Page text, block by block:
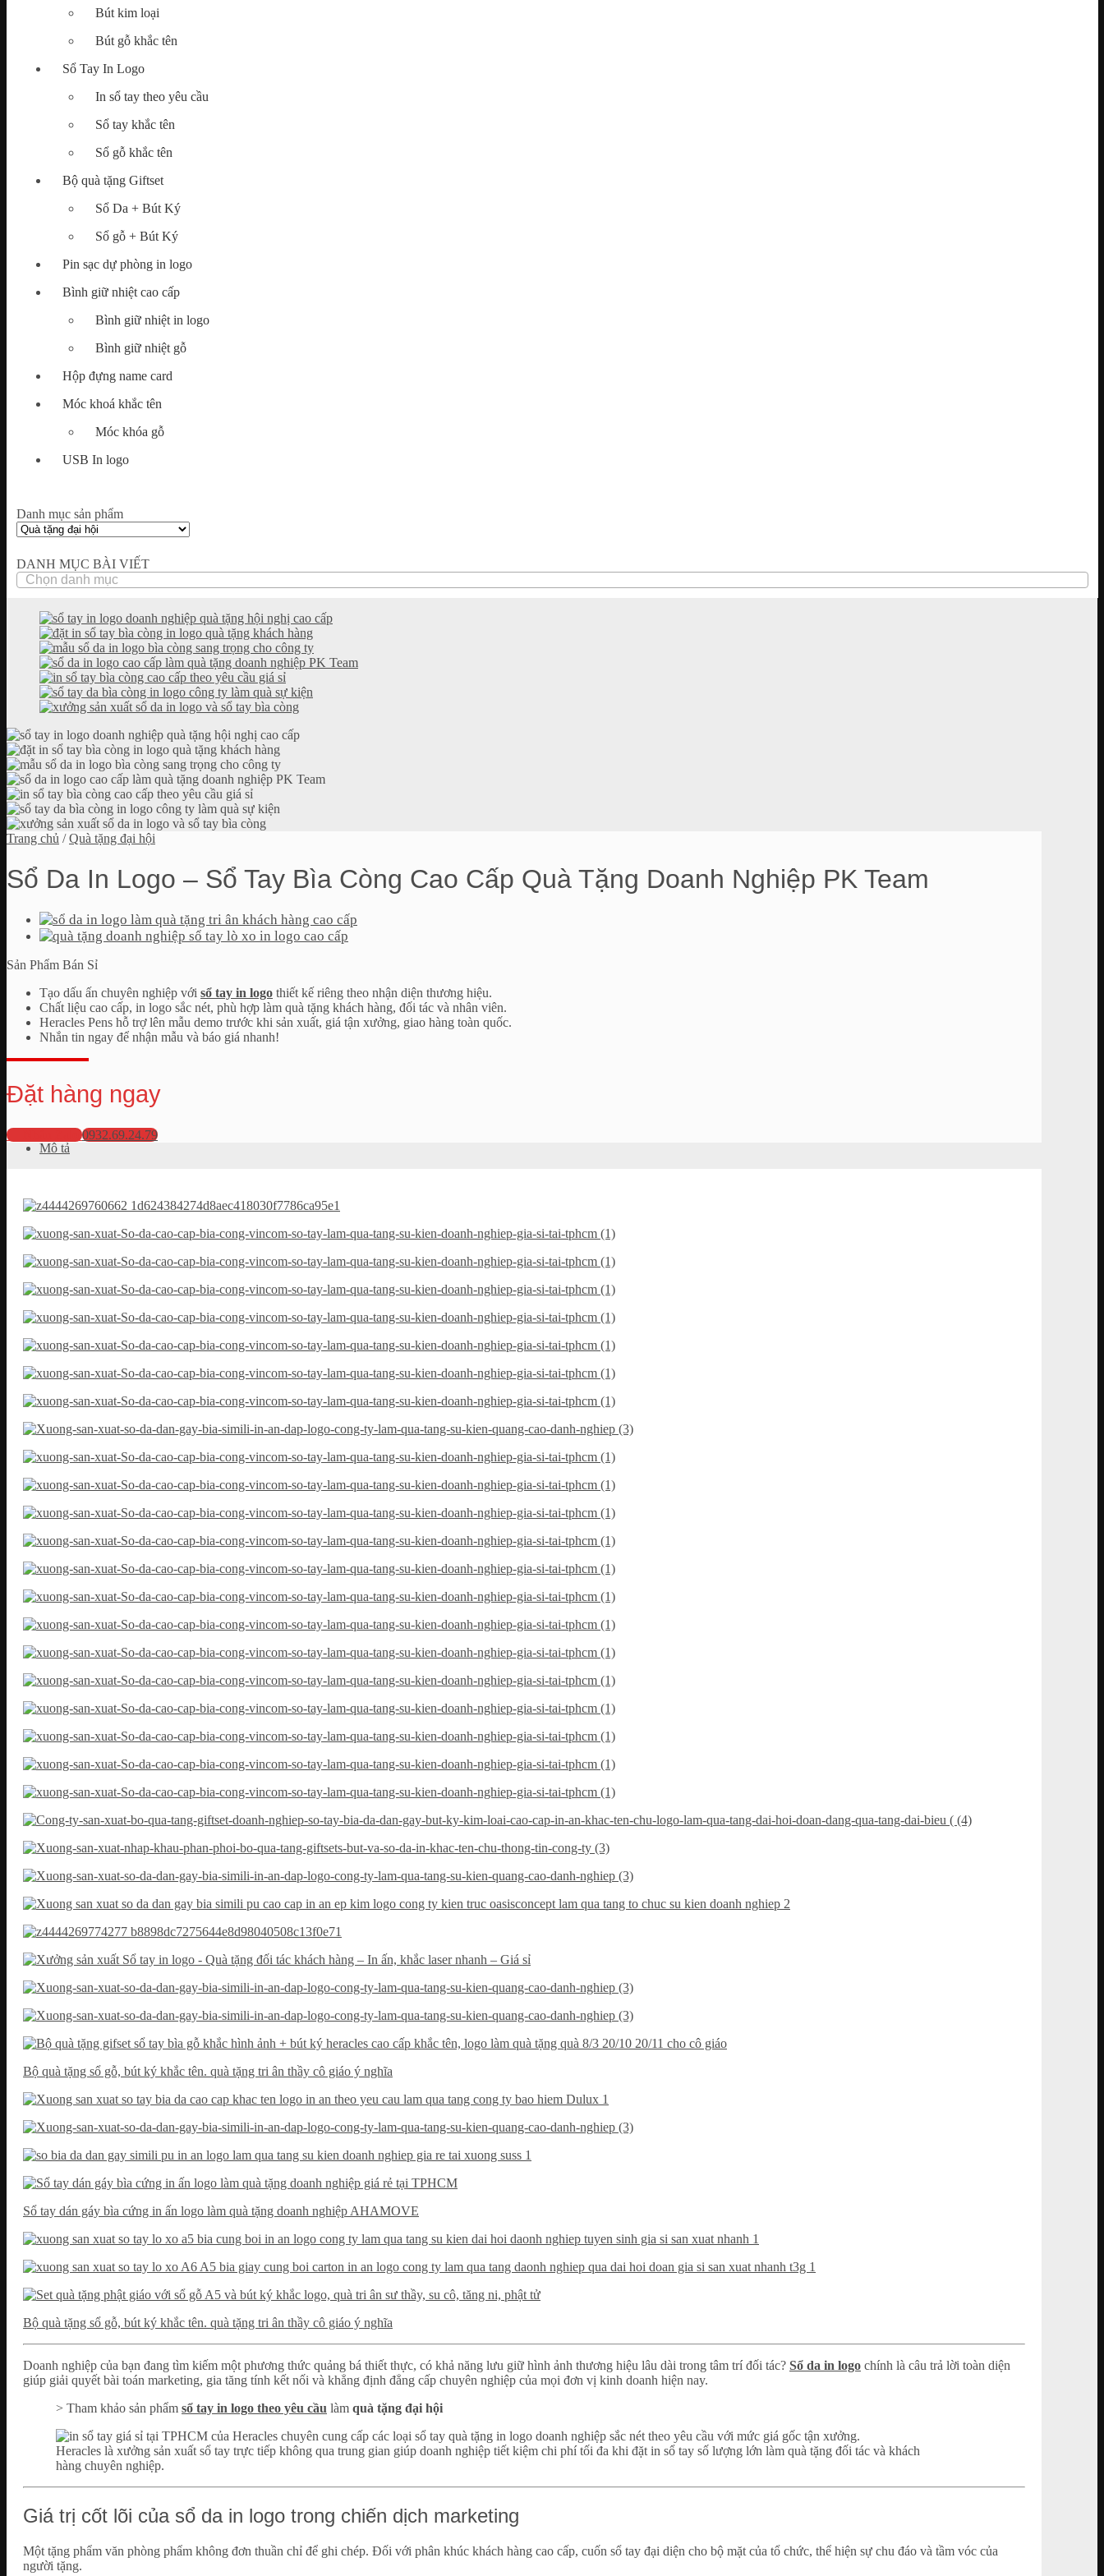
Tìm
kiếm:
Chưa có sản phẩm trong giỏ hàng.
Bút kim loại
Bút gỗ khắc tên
Sổ Tay In Logo
In sổ tay theo yêu cầu
Sổ tay khắc tên
Sổ gỗ khắc tên
Bộ quà tặng Giftset
Sổ Da + Bút Ký
Sổ gỗ + Bút Ký
Pin sạc dự phòng in logo
Bình giữ nhiệt cao cấp
Bình giữ nhiệt in logo
Bình giữ nhiệt gỗ
Hộp đựng name card
Móc khoá khắc tên
Móc khóa gỗ
USB In logo
Danh mục sản phẩm
DANH MỤC BÀI VIẾT
DANH
MỤC
VIẾT
Trang chủ / Quà tặng đại hội
Sổ Da In Logo – Sổ Tay Bìa Còng Cao Cấp Quà Tặng Doanh Nghiệp PK Team
Sản Phẩm Bán Sỉ
Tạo dấu ấn chuyên nghiệp với sổ tay in logo thiết kế riêng theo nhận diện thương hiệu.
Chất liệu cao cấp, in logo sắc nét, phù hợp làm quà tặng khách hàng, đối tác và nhân viên.
Heracles Pens hỗ trợ lên mẫu demo trước khi sản xuất, giá tận xưởng, giao hàng toàn quốc.
Nhắn tin ngay để nhận mẫu và báo giá nhanh!
Đặt hàng ngay
💬 Nhắn Zalo
0932.69.24.79
Mô tả
Bộ quà tặng sổ gỗ, bút ký khắc tên. quà tặng tri ân thầy cô giáo ý nghĩa
Sổ tay dán gáy bìa cứng in ấn logo làm quà tặng doanh nghiệp AHAMOVE
Bộ quà tặng sổ gỗ, bút ký khắc tên. quà tặng tri ân thầy cô giáo ý nghĩa
Doanh nghiệp của bạn đang tìm kiếm một phương thức quảng bá thiết thực, có khả năng lưu giữ hình ảnh thương hiệu lâu dài trong tâm trí đối tác? Sổ da in logo chính là câu trả lời toàn diện
giúp giải quyết bài toán marketing, gia tăng tính kết nối và khẳng định đẳng cấp chuyên nghiệp của mọi đơn vị kinh doanh hiện nay.
> Tham khảo sản phẩm sổ tay in logo theo yêu cầu làm quà tặng đại hội
Heracles là xưởng sản xuất sổ tay trực tiếp không qua trung gian giúp doanh nghiệp tiết kiệm chi phí tối đa khi đặt in sổ tay số lượng lớn làm quà tặng đối tác và khách
hàng chuyên nghiệp.
Giá trị cốt lõi của sổ da in logo trong chiến dịch marketing
Một tặng phẩm văn phòng phẩm không đơn thuần chỉ để ghi chép. Đối với phân khúc khách hàng cao cấp, cuốn sổ tay đại diện cho bộ mặt của tổ chức, thể hiện sự chu đáo và tầm vóc của
người tặng.